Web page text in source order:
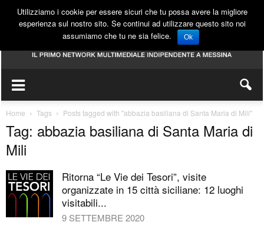
Home Tags Posts tagged with "abbazia basiliana di Santa Maria di Mili"
Tag: abbazia basiliana di Santa Maria di
Mili
Ritorna “Le Vie dei Tesori”, visite
organizzate in 15 città siciliane: 12 luoghi
visitabili...
9 SETTEMBRE 2020
Utilizziamo i cookie per essere sicuri che tu possa avere la migliore
esperienza sul nostro sito. Se continui ad utilizzare questo sito noi
assumiamo che tu ne sia felice.
Ok